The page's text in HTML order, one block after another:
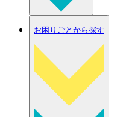
お困りごとから探す